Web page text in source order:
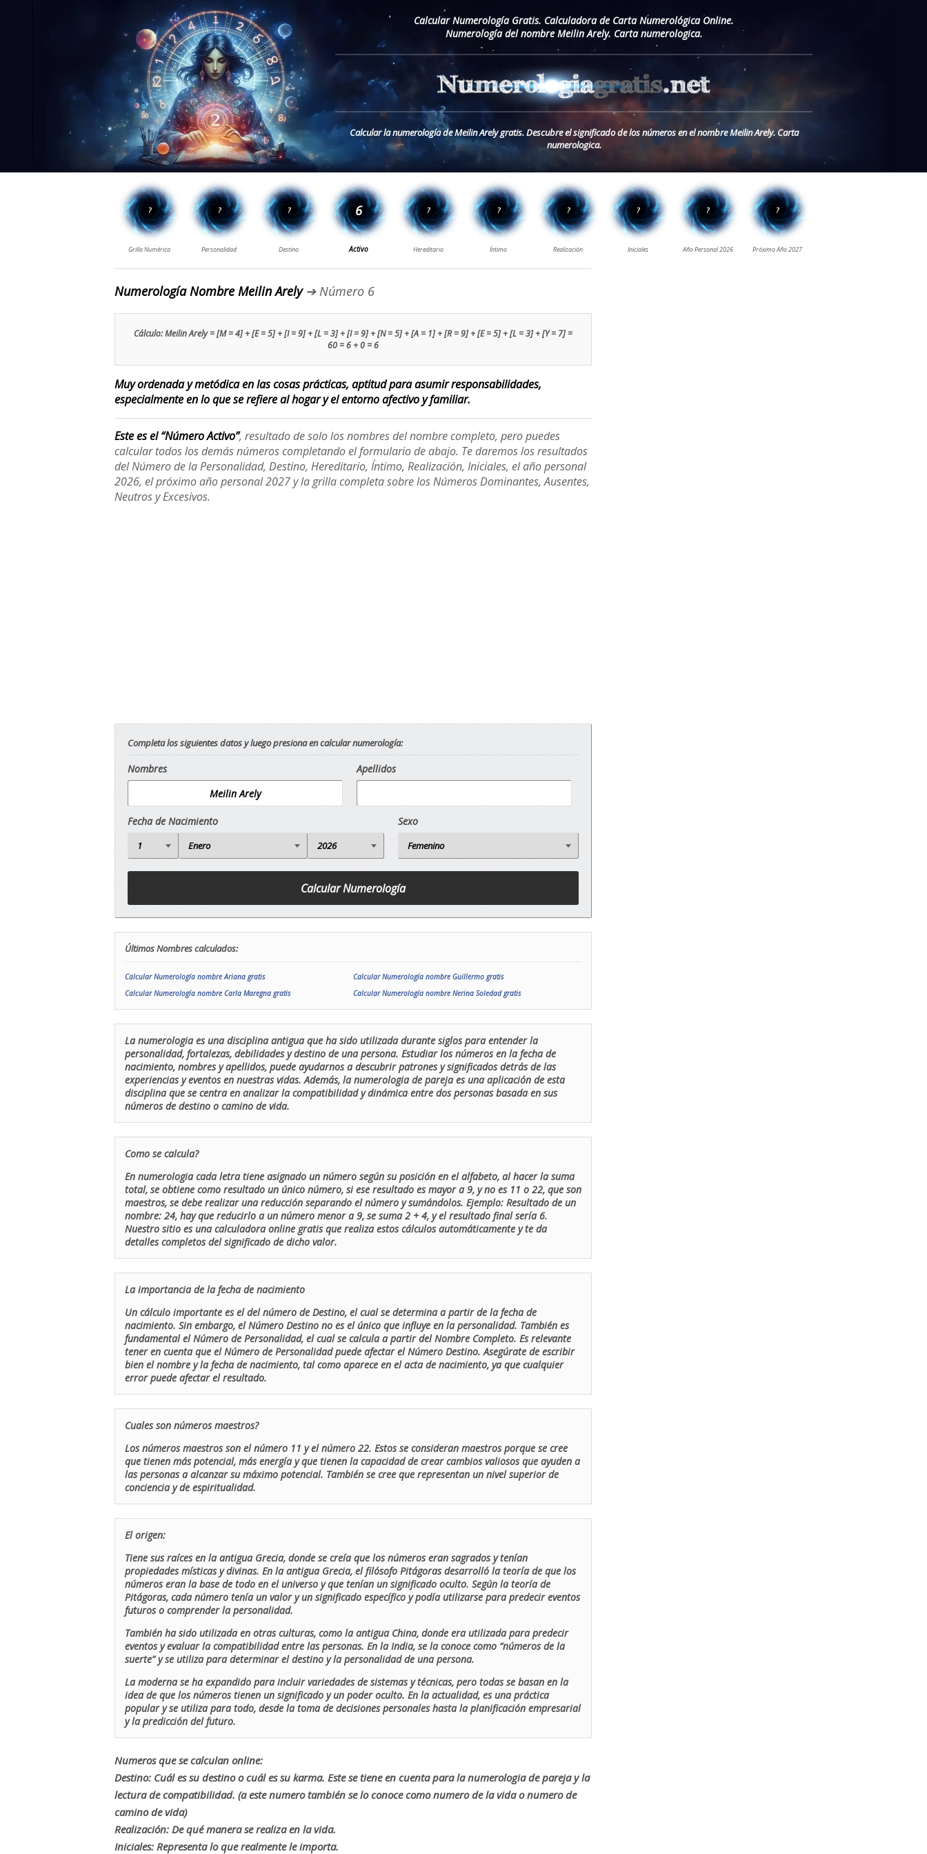
Calcular Numerología Gratis. Calculadora de Carta Numerológica Online.
Numerología del nombre Meilin Arely. Carta numerologica.
Calcular la numerología de Meilin Arely gratis. Descubre el significado de los números en el nombre Meilin Arely. Carta
numerologica.
Numerología Nombre Meilin Arely➔ Número 6
Cálculo: Meilin Arely = [M = 4] + [E = 5] + [I = 9] + [L = 3] + [I = 9] + [N = 5] + [A = 1] + [R = 9] + [E = 5] + [L = 3] + [Y = 7] =
60 = 6 + 0 = 6
Muy ordenada y metódica en las cosas prácticas, aptitud para asumir responsabilidades,
especialmente en lo que se refiere al hogar y el entorno afectivo y familiar.
Este es el “Número Activo”, resultado de solo los nombres del nombre completo, pero puedes
calcular todos los demás números completando el formulario de abajo. Te daremos los resultados
del Número de la Personalidad, Destino, Hereditario, Íntimo, Realización, Iniciales, el año personal
2026, el próximo año personal 2027 y la grilla completa sobre los Números Dominantes, Ausentes,
Neutros y Excesivos.
Completa los siguientes datos y luego presiona en calcular numerología:
Nombres Apellidos
Fecha de Nacimiento Sexo
Últimos Nombres calculados:
Calcular Numerología nombre Ariana gratis
Calcular Numerología nombre Guillermo gratis
Calcular Numerología nombre Carla Maregna gratis
Calcular Numerología nombre Nerina Soledad gratis
La numerologia es una disciplina antigua que ha sido utilizada durante siglos para entender la
personalidad, fortalezas, debilidades y destino de una persona. Estudiar los números en la fecha de
nacimiento, nombres y apellidos, puede ayudarnos a descubrir patrones y significados detrás de las
experiencias y eventos en nuestras vidas. Además, la numerologia de pareja es una aplicación de esta
disciplina que se centra en analizar la compatibilidad y dinámica entre dos personas basada en sus
números de destino o camino de vida.
Como se calcula?
En numerologia cada letra tiene asignado un número según su posición en el alfabeto, al hacer la suma
total, se obtiene como resultado un único número, si ese resultado es mayor a 9, y no es 11 o 22, que son
maestros, se debe realizar una reducción separando el número y sumándolos. Ejemplo: Resultado de un
nombre: 24, hay que reducirlo a un número menor a 9, se suma 2 + 4, y el resultado final sería 6.
Nuestro sitio es una calculadora online gratis que realiza estos cálculos automáticamente y te da
detalles completos del significado de dicho valor.
La importancia de la fecha de nacimiento
Un cálculo importante es el del número de Destino, el cual se determina a partir de la fecha de
nacimiento. Sin embargo, el Número Destino no es el único que influye en la personalidad. También es
fundamental el Número de Personalidad, el cual se calcula a partir del Nombre Completo. Es relevante
tener en cuenta que el Número de Personalidad puede afectar el Número Destino. Asegúrate de escribir
bien el nombre y la fecha de nacimiento, tal como aparece en el acta de nacimiento, ya que cualquier
error puede afectar el resultado.
Cuales son números maestros?
Los números maestros son el número 11 y el número 22. Estos se consideran maestros porque se cree
que tienen más potencial, más energía y que tienen la capacidad de crear cambios valiosos que ayuden a
las personas a alcanzar su máximo potencial. También se cree que representan un nivel superior de
conciencia y de espiritualidad.
El origen:
Tiene sus raíces en la antigua Grecia, donde se creía que los números eran sagrados y tenían
propiedades místicas y divinas. En la antigua Grecia, el filósofo Pitágoras desarrolló la teoría de que los
números eran la base de todo en el universo y que tenían un significado oculto. Según la teoría de
Pitágoras, cada número tenía un valor y un significado específico y podía utilizarse para predecir eventos
futuros o comprender la personalidad.
También ha sido utilizada en otras culturas, como la antigua China, donde era utilizada para predecir
eventos y evaluar la compatibilidad entre las personas. En la India, se la conoce como “números de la
suerte” y se utiliza para determinar el destino y la personalidad de una persona.
La moderna se ha expandido para incluir variedades de sistemas y técnicas, pero todas se basan en la
idea de que los números tienen un significado y un poder oculto. En la actualidad, es una práctica
popular y se utiliza para todo, desde la toma de decisiones personales hasta la planificación empresarial
y la predicción del futuro.
Numeros que se calculan online:
Destino: Cuál es su destino o cuál es su karma. Este se tiene en cuenta para la numerologia de pareja y la
lectura de compatibilidad. (a este numero también se lo conoce como numero de la vida o numero de
camino de vida)
Realización: De qué manera se realiza en la vida.
Iniciales: Representa lo que realmente le importa.